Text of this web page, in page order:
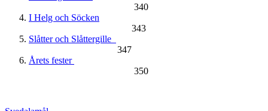
340
I Helg och Söcken
343
Slåtter och Slåttergille
347
Årets fester
350